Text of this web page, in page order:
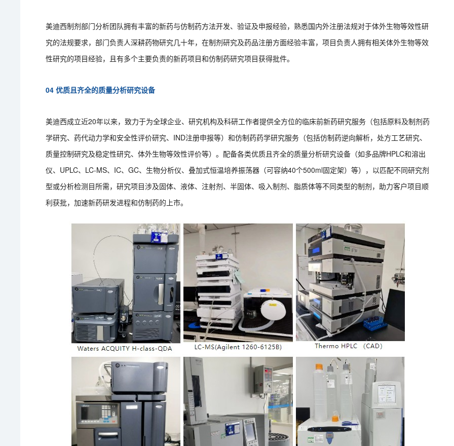
美迪西制剂部门分析团队拥有丰富的新药与仿制药方法开发、验证及申报经验，熟悉国内外注册法规对于体外生物等效性研
究的法规要求，部门负责人深耕药物研究几十年，在制剂研究及药品注册方面经验丰富，项目负责人拥有相关体外生物等效
性研究的项目经验，且有多个主要负责的新药项目和仿制药研究项目获得批件。
04 优质且齐全的质量分析研究设备
美迪西成立近20年以来，致力于为全球企业、研究机构及科研工作者提供全方位的临床前新药研究服务（包括原料及制剂药
学研究、药代动力学和安全性评价研究、IND注册申报等）和仿制药药学研究服务（包括仿制药逆向解析，处方工艺研究、
质量控制研究及稳定性研究、体外生物等效性评价等）。配备各类优质且齐全的质量分析研究设备（如多品牌HPLC和溶出
仪、UPLC、LC-MS、IC、GC、生物分析仪、叠加式恒温培养振荡器（可容纳40个500ml固定架）等），以匹配不同研究剂
型或分析检测目所需，研究项目涉及固体、液体、注射剂、半固体、吸入制剂、脂质体等不同类型的制剂，助力客户项目顺
利获批，加速新药研发进程和仿制药的上市。